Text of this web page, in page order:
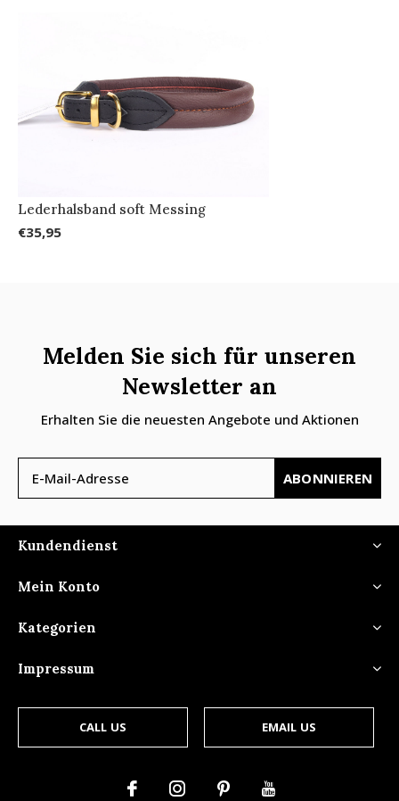
Lederhalsband soft Messing
€35,95
Melden Sie sich für unseren
Newsletter an
Erhalten Sie die neuesten Angebote und Aktionen
ABONNIEREN
Kundendienst
Mein Konto
Kategorien
Impressum
CALL US EMAIL US